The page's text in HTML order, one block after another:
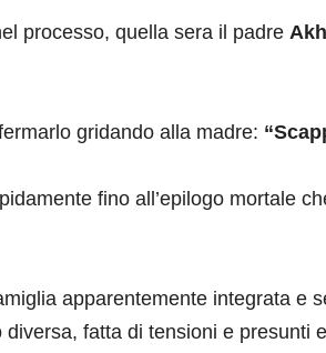
processo, quella sera il padre
gridando alla madre:
fino all’epilogo mortale
apparentemente integrata e
fatta di tensioni e presunti